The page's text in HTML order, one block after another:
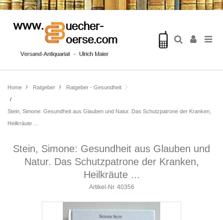
Home Ratgeber Ratgeber - Gesundheit
Stein, Simone: Gesundheit aus Glauben und Natur. Das Schutzpatrone der Kranken,
Heilkräute ...
Stein, Simone: Gesundheit aus Glauben und
Natur. Das Schutzpatrone der Kranken,
Heilkräute ...
Artikel-Nr. 40356